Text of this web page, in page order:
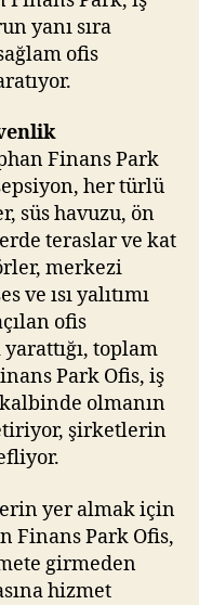
yanı sıra
ofis
Finans Park
her türlü
süs havuzu, ön
teraslar ve kat
merkezi
ve ısı yalıtımı
ofis
toplam
Park Ofis, iş
olmanın
şirketlerin
yer almak için
Finans Park Ofis,
girmeden
hizmet